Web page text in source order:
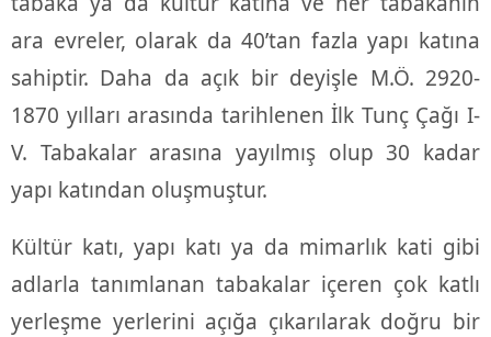
ara evreler, olarak da 40’tan fazla yapı katına
sahiptir. Daha da açık bir deyişle M.Ö. 2920-
1870 yılları arasında tarihlenen İlk Tunç Çağı I-
V. Tabakalar arasına yayılmış olup 30 kadar
yapı katından oluşmuştur.
Kültür katı, yapı katı ya da mimarlık kati gibi
adlarla tanımlanan tabakalar içeren çok katlı
yerleşme yerlerini açığa çıkarılarak doğru bir